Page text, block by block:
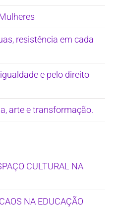
resistência em cada
e pelo direito
arte e transformação.
CULTURAL NA
CAOS NA EDUCAÇÃO